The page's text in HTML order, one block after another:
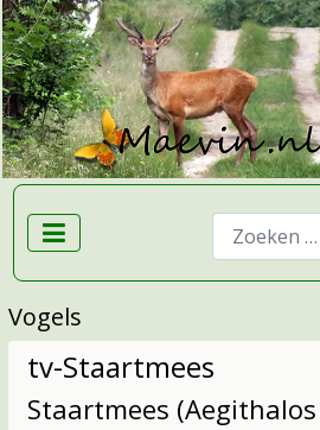
Zoeken
Vogels
tv-Staartmees
Staartmees